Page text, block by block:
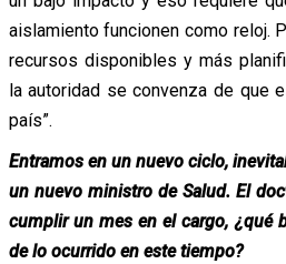
aislamiento funcionen como reloj.
recursos disponibles y más
la autoridad se convenza de que
país”.
Entramos en un nuevo ciclo,
un nuevo ministro de Salud. El
cumplir un mes en el cargo, ¿qué
de lo ocurrido en este tiempo?